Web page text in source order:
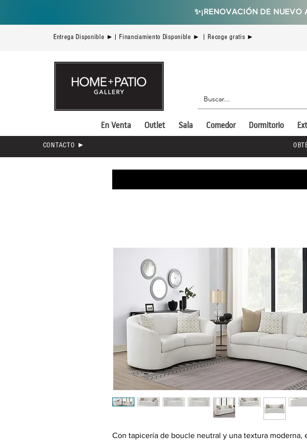
✨¡RENOVACIÓN DE
Entrega Disponible ►| Financiamiento Disponible ► | Recoge gratis ►
En Venta Outlet Sala Comedor Dormitorio
CONTACTO ►
Con tapicería de boucle neutral y una textura moderna,